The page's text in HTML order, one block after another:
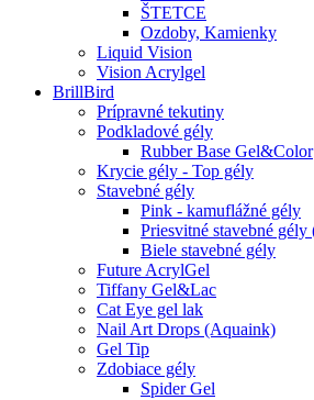
ŠTETCE
Ozdoby, Kamienky
Liquid Vision
Vision Acrylgel
BrillBird
Prípravné tekutiny
Podkladové gély
Rubber Base Gel&Color
Krycie gély - Top gély
Stavebné gély
Pink - kamuflážné gély
Priesvitné stavebné
Biele stavebné gély
Future AcrylGel
Tiffany Gel&Lac
Cat Eye gel lak
Nail Art Drops (Aquaink)
Gel Tip
Zdobiace gély
Spider Gel